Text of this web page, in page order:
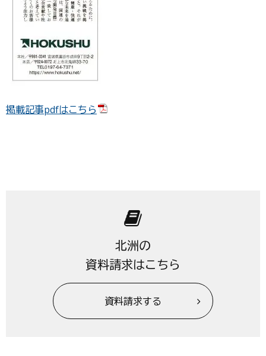
掲載記事pdfはこちら
北洲の
資料請求はこちら
資料請求する